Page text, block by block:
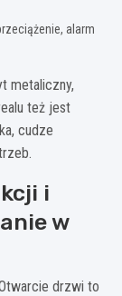
alarm
metaliczny,
też jest
cudze
i
w
drzwi to